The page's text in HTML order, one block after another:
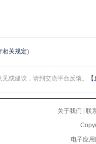
相关规定)
或建议，请到交流平台反馈。
关于我们 联
电子应用